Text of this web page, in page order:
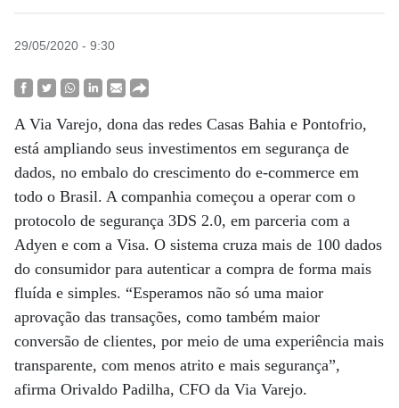
29/05/2020 - 9:30
A Via Varejo, dona das redes Casas Bahia e Pontofrio,
está ampliando seus investimentos em segurança de
dados, no embalo do crescimento do e-commerce em
todo o Brasil. A companhia começou a operar com o
protocolo de segurança 3DS 2.0, em parceria com a
Adyen e com a Visa. O sistema cruza mais de 100 dados
do consumidor para autenticar a compra de forma mais
fluída e simples. “Esperamos não só uma maior
aprovação das transações, como também maior
conversão de clientes, por meio de uma experiência mais
transparente, com menos atrito e mais segurança”,
afirma Orivaldo Padilha, CFO da Via Varejo.